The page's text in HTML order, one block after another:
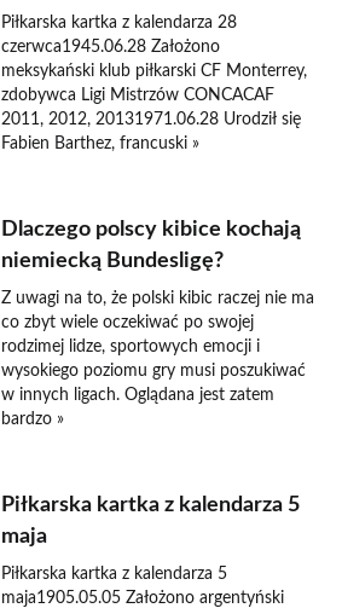
Piłkarska kartka z kalendarza 28
czerwca1945.06.28 Założono
meksykański klub piłkarski CF Monterrey,
zdobywca Ligi Mistrzów CONCACAF
2011, 2012, 20131971.06.28 Urodził się
Fabien Barthez, francuski »
Dlaczego polscy kibice kochają
niemiecką Bundesligę?
Z uwagi na to, że polski kibic raczej nie ma
co zbyt wiele oczekiwać po swojej
rodzimej lidze, sportowych emocji i
wysokiego poziomu gry musi poszukiwać
w innych ligach. Oglądana jest zatem
bardzo »
Piłkarska kartka z kalendarza 5
maja
Piłkarska kartka z kalendarza 5
maja1905.05.05 Założono argentyński